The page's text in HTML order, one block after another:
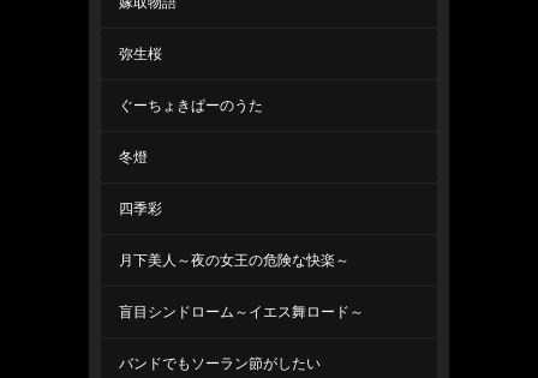
弥生桜
ぐーちょきぱーのうた
冬燈
四季彩
月下美人～夜の女王の危険な快楽～
盲目シンドローム～イエス舞ロード～
バンドでもソーラン節がしたい